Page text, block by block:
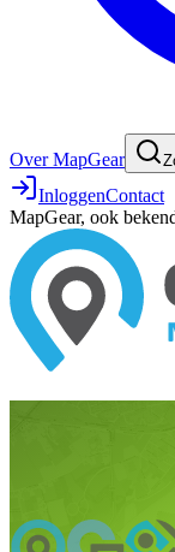
Over MapGear
InloggenContact
MapGear, ook